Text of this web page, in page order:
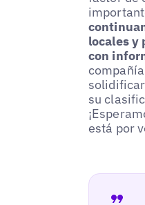
locales y
con
su
está por